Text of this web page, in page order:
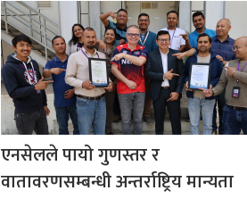
एनसेलले पायो गुणस्तर र
वातावरणसम्बन्धी अन्तर्राष्ट्रिय मान्यता